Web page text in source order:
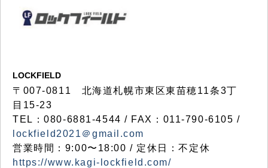
LOCKFIELD
〒007-0811 北海道札幌市東区東苗穂11条3丁
目15-23
TEL：080-6881-4544 / FAX：011-790-6105 /
lockfield2021＠gmail.com
営業時間：9:00〜18:00 / 定休日：不定休
https://www.kagi-lockfield.com/